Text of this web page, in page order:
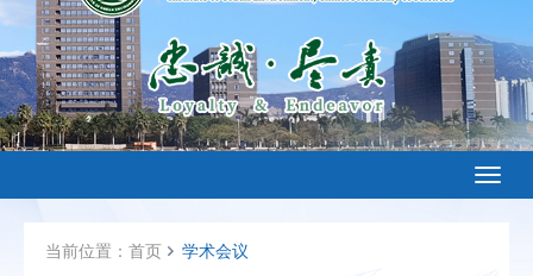
当前位置： 首页 学术会议